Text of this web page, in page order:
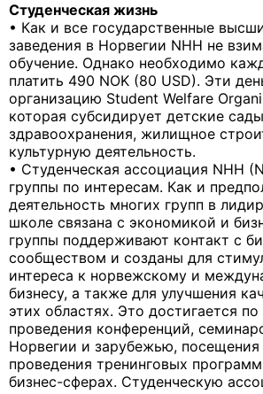
Студенческая жизнь
• Как и все государственные
заведения в Норвегии NHH не
обучение. Однако необходимо
платить 490 NOK (80 USD). Эти
организацию Student Welfare
которая субсидирует детские
здравоохранения, жилищное
культурную деятельность.
• Студенческая ассоциация NHH
группы по интересам. Как и
деятельность многих групп в
школе связана с экономикой и
группы поддерживают контакт с
сообществом и созданы для
интереса к норвежскому и
бизнесу, а также для улучшения
этих областях. Это достигается
проведения конференций,
Норвегии и зарубежью,
проведения тренинговых
бизнес-сферах. Студенческую